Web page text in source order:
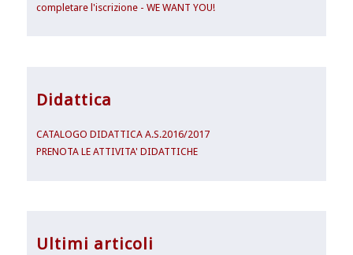
completare l'iscrizione - WE WANT YOU!
Didattica
CATALOGO DIDATTICA A.S.2016/2017
PRENOTA LE ATTIVITA' DIDATTICHE
Ultimi articoli